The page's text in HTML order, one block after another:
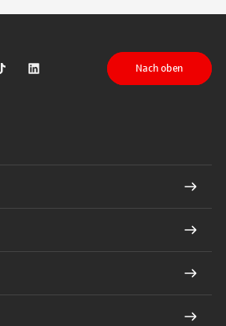
auf Instagram
Sparkasse auf TikTok
Sparkasse auf LinkedIn
Nach oben